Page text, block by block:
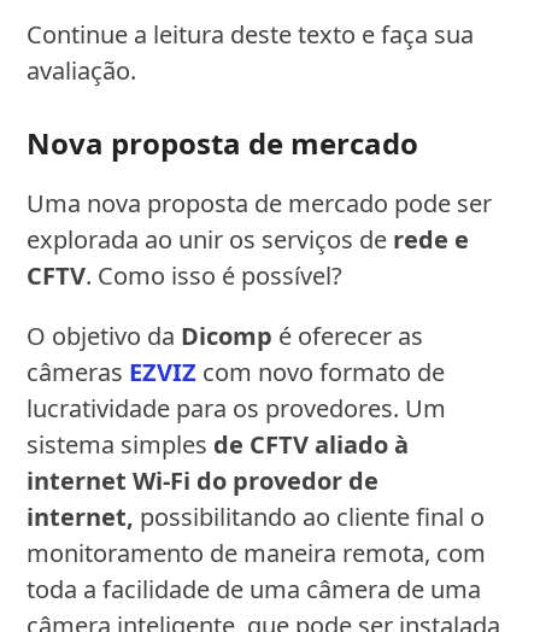
Continue a leitura deste texto e faça sua
avaliação.
Nova proposta de mercado
Uma nova proposta de mercado pode ser
explorada ao unir os serviços de rede e
CFTV. Como isso é possível?
O objetivo da Dicomp é oferecer as
câmeras EZVIZ com novo formato de
lucratividade para os provedores. Um
sistema simples de CFTV aliado à
internet Wi-Fi do provedor de
internet, possibilitando ao cliente final o
monitoramento de maneira remota, com
toda a facilidade de uma câmera de uma